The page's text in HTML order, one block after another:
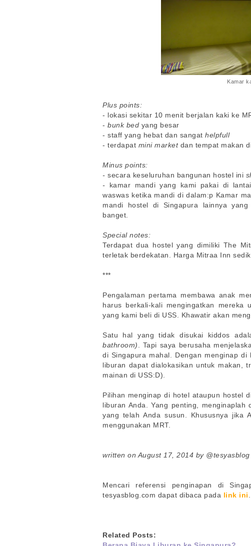
Kamar
Plus points:
- lokasi sekitar 10 menit berjalan kaki ke
- bunk bed yang besar
- staff yang hebat dan sangat helpfull
- terdapat mini marketdan tempat makan
Minus points:
- secara keseluruhan bangunan hostel ini
- kamar mandi yang kami pakai di
waswas ketika mandi di dalam:p Kamar
mandi hostel di Singapura lainnya
banget.
Special notes:
Terdapat dua hostel yang dimiliki The
terletak berdekatan. Harga Mitraa Inn
***
Pengalaman pertama membawa anak
harus berkali-kali mengingatkan mereka
yang kami beli di USS. Khawatir akan
Satu hal yang tidak disukai kiddos
bathroom) . Tapi saya berusaha
di Singapura mahal. Dengan menginap
liburan dapat dialokasikan untuk makan,
mainan di USS:D).
Pilihan menginap di hotel ataupun hostel
liburan Anda. Yang penting,
yang telah Anda susun. Khususnya jika
menggunakan MRT.
written on August 17, 2014 by @tesyasblog
Mencari referensi penginapan di
tesyasblog.com dapat dibaca pada link ini
Related Posts: